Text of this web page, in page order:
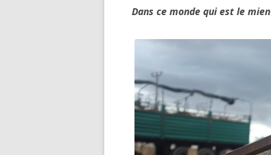
Dans ce monde qui est le mien